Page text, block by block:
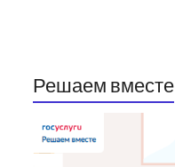
Решаем вместе